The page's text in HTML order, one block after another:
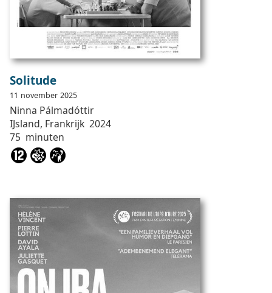
Solitude
11 november 2025
Ninna Pálmadóttir
IJsland, Frankrijk 2024
75 minuten